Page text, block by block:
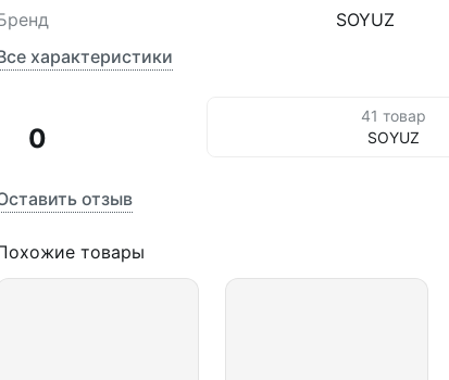
SOYUZ
характеристики
0
отзыв
41 товар
SOYUZ
товары